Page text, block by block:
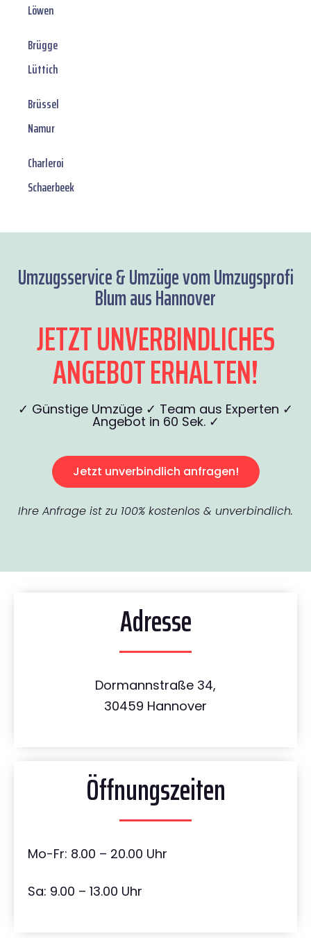
Löwen
Brügge
Lüttich
Brüssel
Namur
Charleroi
Schaerbeek
Umzugsservice & Umzüge vom Umzugsprofi
Blum aus Hannover
JETZT UNVERBINDLICHES
ANGEBOT ERHALTEN!
✓ Günstige Umzüge ✓ Team aus Experten ✓
Angebot in 60 Sek. ✓
Jetzt unverbindlich anfragen!
Ihre Anfrage ist zu 100% kostenlos & unverbindlich.
Adresse
Dormannstraße 34,
30459 Hannover
Öffnungszeiten
Mo-Fr: 8.00 – 20.00 Uhr
Sa: 9.00 – 13.00 Uhr